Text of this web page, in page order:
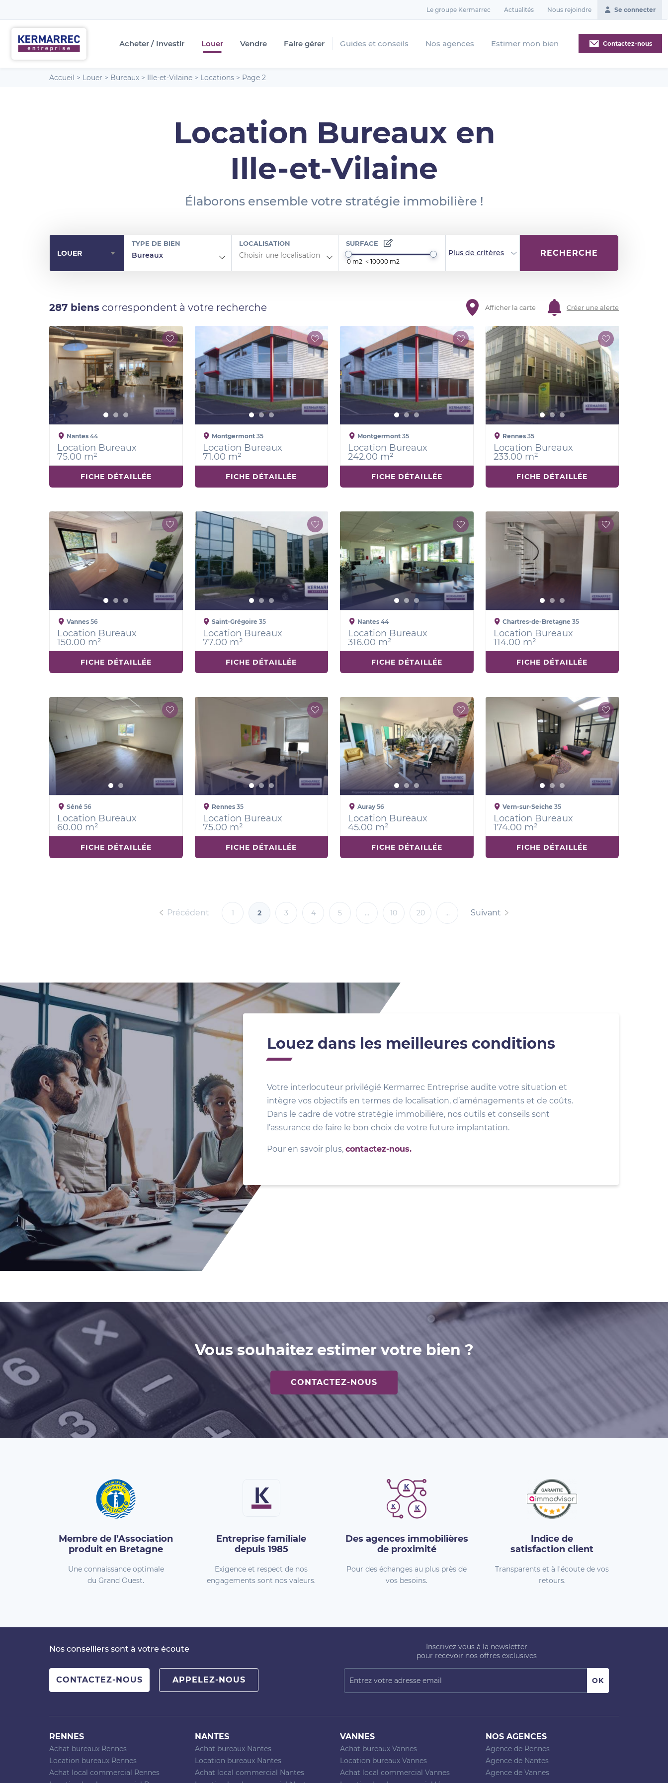
Le groupe Kermarrec Actualités Nous rejoindre Se connecter
Acheter / Investir Louer Vendre Faire gérer Guides et conseils Nos agences Estimer mon bien Contactez-nous
Accueil > Louer > Bureaux > Ille-et-Vilaine > Locations > Page 2
Location Bureaux en
Ille-et-Vilaine
Élaborons ensemble votre stratégie immobilière !
LOUER
TYPE DE BIEN
Bureaux
LOCALISATION SURFACE
Plus de critères RECHERCHE
287 biens correspondent à votre recherche Afficher la carte Créer une alerte
Nantes 44
Location Bureaux
75.00 m²
FICHE DÉTAILLÉE
Montgermont35
Location Bureaux
71.00 m²
FICHE DÉTAILLÉE
Montgermont 35
Location Bureaux
242.00 m²
FICHE DÉTAILLÉE
Rennes35
Location Bureaux
233.00 m²
FICHE DÉTAILLÉE
Vannes 56
Location Bureaux
150.00 m²
FICHE DÉTAILLÉE
Saint-Grégoire35
Location Bureaux
77.00 m²
FICHE DÉTAILLÉE
Nantes 44
Location Bureaux
316.00 m²
FICHE DÉTAILLÉE
Chartres-de-Bretagne35
Location Bureaux
114.00 m²
FICHE DÉTAILLÉE
Séné 56
Location Bureaux
60.00 m²
FICHE DÉTAILLÉE
Rennes35
Location Bureaux
75.00 m²
FICHE DÉTAILLÉE
Auray 56
Location Bureaux
45.00 m²
FICHE DÉTAILLÉE
Vern-sur-Seiche35
Location Bureaux
174.00 m²
FICHE DÉTAILLÉE
Précédent 1 2 3 4 5 ... 10 20 ... Suivant
Louez dans les meilleures conditions
Votre interlocuteur privilégié Kermarrec Entreprise audite votre situation et
intègre vos objectifs en termes de localisation, d’aménagements et de coûts.
Dans le cadre de votre stratégie immobilière, nos outils et conseils sont
l’assurance de faire le bon choix de votre future implantation.
Pour en savoir plus, contactez-nous.
Vous souhaitez estimer votre bien ?
CONTACTEZ-NOUS
Membre de l’Association
produit en Bretagne
Une connaissance optimale
du Grand Ouest.
Entreprise familiale
depuis 1985
Exigence et respect de nos
engagements sont nos valeurs.
Des agences immobilières
de proximité
Pour des échanges au plus près de
vos besoins.
Indice de
satisfaction client
Transparents et à l'écoute de vos
retours.
Nos conseillers sont à votre écoute
CONTACTEZ-NOUS APPELEZ-NOUS
Inscrivez vous à la newsletter
pour recevoir nos offres exclusives
RENNES
Achat bureaux Rennes
Location bureaux Rennes
Achat local commercial Rennes
NANTES
Achat bureaux Nantes
Location bureaux Nantes
Achat local commercial Nantes
VANNES
Achat bureaux Vannes
Location bureaux Vannes
Achat local commercial Vannes
NOS AGENCES
Agence de Rennes
Agence de Nantes
Agence de Vannes